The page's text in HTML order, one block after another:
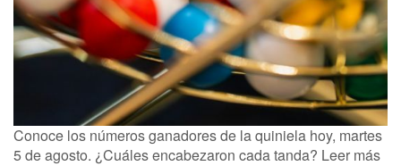
Conoce los números ganadores de la quiniela hoy, martes
5 de agosto. ¿Cuáles encabezaron cada tanda? Leer más